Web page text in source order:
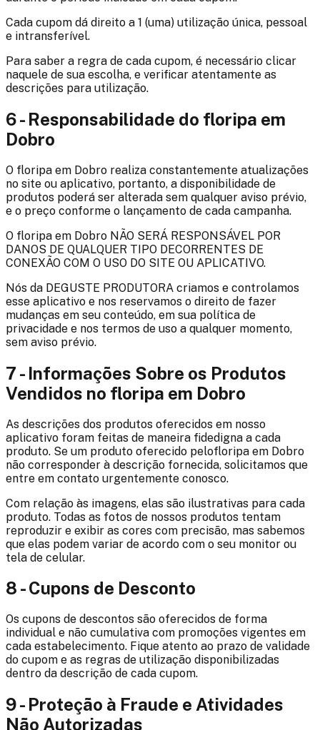
Cada cupom dá direito a 1 (uma) utilização única, pessoal
e intransferível.
Para saber a regra de cada cupom, é necessário clicar
naquele de sua escolha, e verificar atentamente as
descrições para utilização.
6 - Responsabilidade do floripa em
Dobro
O floripa em Dobro realiza constantemente atualizações
no site ou aplicativo, portanto, a disponibilidade de
produtos poderá ser alterada sem qualquer aviso prévio,
e o preço conforme o lançamento de cada campanha.
O floripa em Dobro NÃO SERÁ RESPONSÁVEL POR
DANOS DE QUALQUER TIPO DECORRENTES DE
CONEXÃO COM O USO DO SITE OU APLICATIVO.
Nós da DEGUSTE PRODUTORA criamos e controlamos
esse aplicativo e nos reservamos o direito de fazer
mudanças em seu conteúdo, em sua política de
privacidade e nos termos de uso a qualquer momento,
sem aviso prévio.
7 - Informações Sobre os Produtos
Vendidos no floripa em Dobro
As descrições dos produtos oferecidos em nosso
aplicativo foram feitas de maneira fidedigna a cada
produto. Se um produto oferecido pelofloripa em Dobro
não corresponder à descrição fornecida, solicitamos que
entre em contato urgentemente conosco.
Com relação às imagens, elas são ilustrativas para cada
produto. Todas as fotos de nossos produtos tentam
reproduzir e exibir as cores com precisão, mas sabemos
que elas podem variar de acordo com o seu monitor ou
tela de celular.
8 - Cupons de Desconto
Os cupons de descontos são oferecidos de forma
individual e não cumulativa com promoções vigentes em
cada estabelecimento. Fique atento ao prazo de validade
do cupom e as regras de utilização disponibilizadas
dentro da descrição de cada cupom.
9 - Proteção à Fraude e Atividades
Não Autorizadas